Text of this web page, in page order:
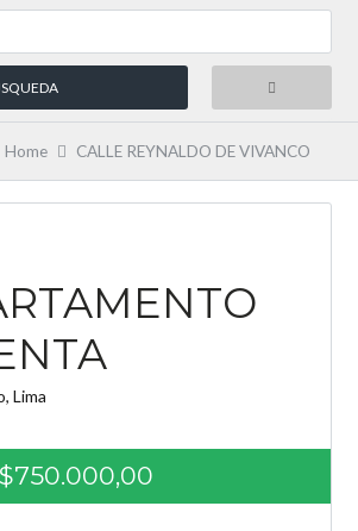
in
de usuario
Home CALLE REYNALDO DE VIVANCO
Lima
$750.000,00